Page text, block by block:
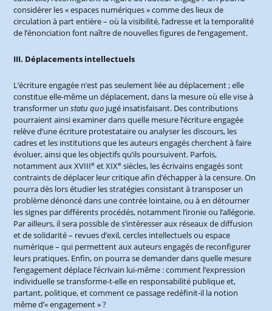
considérer les « espaces numériques » comme des lieux de
circulation à part entière – où la visibilité, l’adresse et la temporalité
de l’énonciation font naître de nouvelles figures de l’engagement.
III. Déplacements intellectuels
L’écriture engagée n’est pas seulement liée au déplacement ; elle
constitue elle-même un déplacement, dans la mesure où elle vise à
transformer un statu quo jugé insatisfaisant. Des contributions
pourraient ainsi examiner dans quelle mesure l’écriture engagée
relève d’une écriture protestataire ou analyser les discours, les
cadres et les institutions que les auteurs engagés cherchent à faire
évoluer, ainsi que les objectifs qu’ils poursuivent. Parfois,
notamment aux XVIIIe et XIXe siècles, les écrivains engagés sont
contraints de déplacer leur critique afin d’échapper à la censure. On
pourra dès lors étudier les stratégies consistant à transposer un
problème dénoncé dans une contrée lointaine, ou à en détourner
les signes par différents procédés, notamment l’ironie ou l’allégorie.
Par ailleurs, il sera possible de s’intéresser aux réseaux de diffusion
et de solidarité – revues d’exil, cercles intellectuels ou espace
numérique – qui permettent aux auteurs engagés de reconfigurer
leurs pratiques. Enfin, on pourra se demander dans quelle mesure
l’engagement déplace l’écrivain lui-même : comment l’expression
individuelle se transforme-t-elle en responsabilité publique et,
partant, politique, et comment ce passage redéfinit-il la notion
même d’« engagement » ?